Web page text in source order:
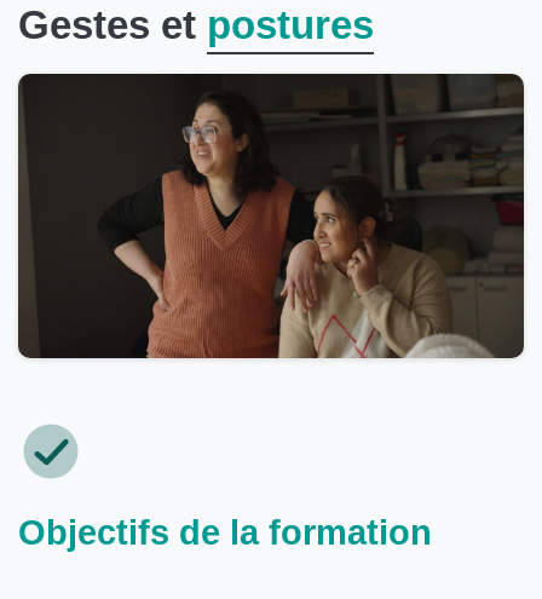
Gestes et postures
Objectifs de la formation